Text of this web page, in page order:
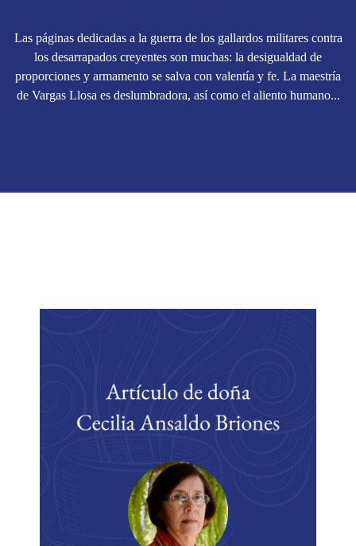
Las páginas dedicadas a la guerra de los gallardos militares contra
los desarrapados creyentes son muchas: la desigualdad de
proporciones y armamento se salva con valentía y fe. La maestría
de Vargas Llosa es deslumbradora, así como el aliento humano...